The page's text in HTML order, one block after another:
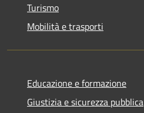
Turismo
Mobilità e trasporti
Educazione e formazione
Giustizia e sicurezza pubblica